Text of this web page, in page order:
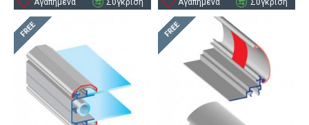
Αγαπημένα Σύγκριση Αγαπημένα Σύγκριση
FREE FREE